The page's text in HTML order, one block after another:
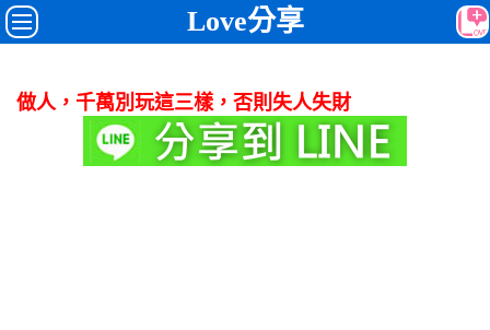
Love分享
做人，千萬別玩這三樣，否則失人失財